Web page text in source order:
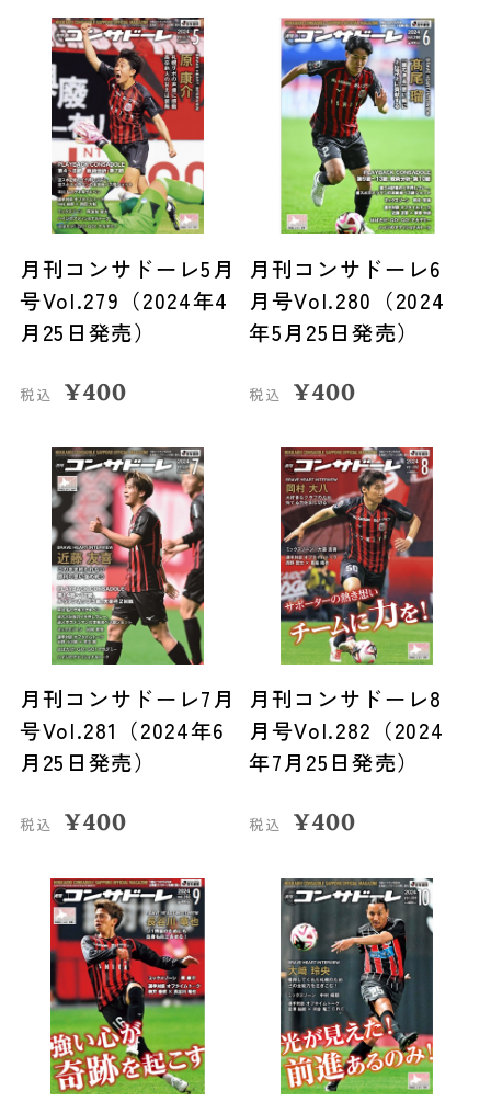
月刊コンサドーレ5月
号Vol.279（2024年4
月25日発売）
税込 ¥400
月刊コンサドーレ6
月号Vol.280（2024
年5月25日発売）
税込 ¥400
月刊コンサドーレ7月
号Vol.281（2024年6
月25日発売）
税込 ¥400
月刊コンサドーレ8
月号Vol.282（2024
年7月25日発売）
税込 ¥400